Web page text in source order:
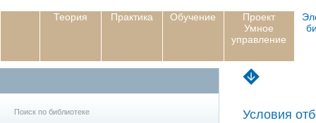
Теория Практика Обучение
Проект
Умное
управление
Поиск по библиотеке Условия